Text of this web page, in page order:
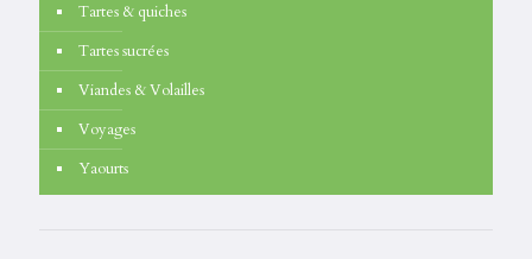
Tartes & quiches
Tartes sucrées
Viandes & Volailles
Voyages
Yaourts